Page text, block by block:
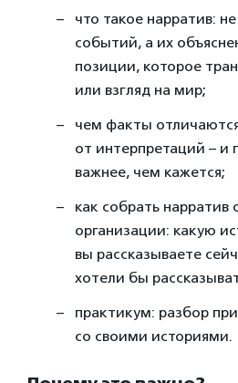
что такое нарратив:
событий, а их
позиции, которое
или взгляд на мир;
чем факты
от интерпретаций – и
важнее, чем кажется;
как собрать нарратив
организации: какую
вы рассказываете
хотели бы
практикум: разбор
со своими историями.